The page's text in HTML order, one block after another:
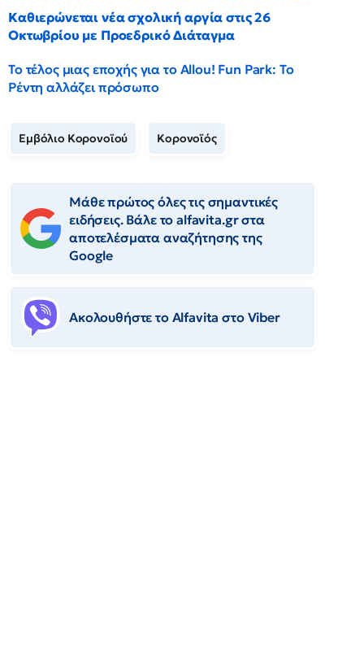
Καθιερώνεται νέα σχολική αργία στις 26
Οκτωβρίου με Προεδρικό Διάταγμα
Το τέλος μιας εποχής για το Allou! Fun Park: Το
Ρέντη αλλάζει πρόσωπο
Εμβόλιο Κορονοϊού Κορονοϊός
Μάθε πρώτος όλες τις σημαντικές
ειδήσεις. Βάλε το alfavita.gr στα
αποτελέσματα αναζήτησης της
Google
Ακολουθήστε το Αlfavita στο Viber